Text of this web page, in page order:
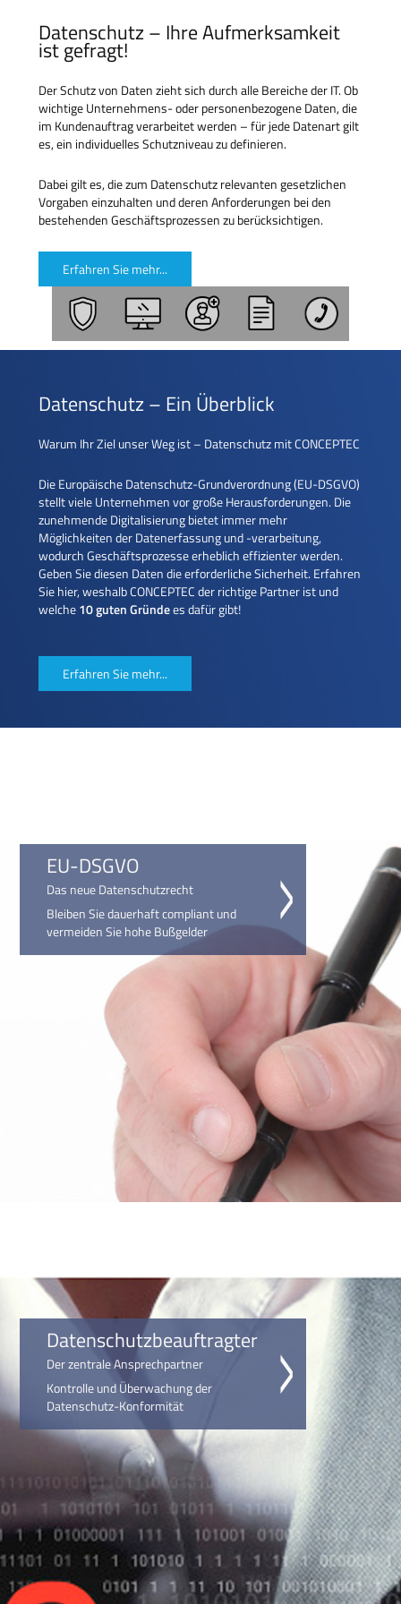
Datenschutz – Ihre Aufmerksamkeit
ist gefragt!
Der Schutz von Daten zieht sich durch alle Bereiche der IT. Ob
wichtige Unternehmens- oder personenbezogene Daten, die
im Kundenauftrag verarbeitet werden – für jede Datenart gilt
es, ein individuelles Schutzniveau zu definieren.
Dabei gilt es, die zum Datenschutz relevanten gesetzlichen
Vorgaben einzuhalten und deren Anforderungen bei den
bestehenden Geschäftsprozessen zu berücksichtigen.
Erfahren Sie mehr...
Datenschutz – Ein Überblick
Warum Ihr Ziel unser Weg ist – Datenschutz mit CONCEPTEC
Die Europäische Datenschutz-Grundverordnung (EU-DSGVO)
stellt viele Unternehmen vor große Herausforderungen. Die
zunehmende Digitalisierung bietet immer mehr
Möglichkeiten der Datenerfassung und -verarbeitung,
wodurch Geschäftsprozesse erheblich effizienter werden.
Geben Sie diesen Daten die erforderliche Sicherheit. Erfahren
Sie hier, weshalb CONCEPTEC der richtige Partner ist und
welche10 guten Gründees dafür gibt!
Erfahren Sie mehr...
EU-DSGVO
Das neue Datenschutzrecht
Bleiben Sie dauerhaft compliant und
vermeiden Sie hohe Bußgelder
Datenschutzbeauftragter
Der zentrale Ansprechpartner
Kontrolle und Überwachung der
Datenschutz-Konformität